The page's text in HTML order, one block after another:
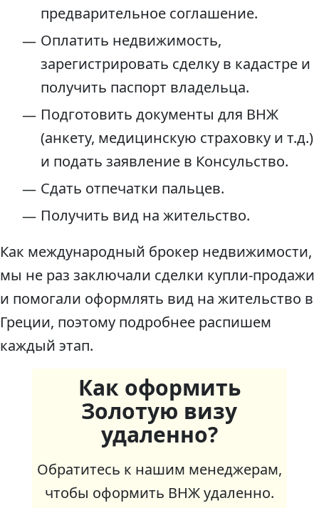
предварительное соглашение.
Оплатить недвижимость,
зарегистрировать сделку в кадастре и
получить паспорт владельца.
Подготовить документы для ВНЖ
(анкету, медицинскую страховку и т.д.)
и подать заявление в Консульство.
Сдать отпечатки пальцев.
Получить вид на жительство.
Как международный брокер недвижимости,
мы не раз заключали сделки купли-продажи
и помогали оформлять вид на жительство в
Греции, поэтому подробнее распишем
каждый этап.
Как оформить
Золотую визу
удаленно?
Обратитесь к нашим менеджерам,
чтобы оформить ВНЖ удаленно.